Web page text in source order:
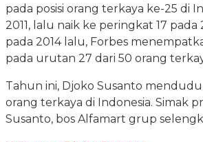
pada posisi orang terkaya ke-25 di
2011, lalu naik ke peringkat 17 pada
pada 2014 lalu, Forbes
pada urutan 27 dari 50 orang
Tahun ini, Djoko Susanto
orang terkaya di Indonesia. Simak
Susanto, bos Alfamart grup